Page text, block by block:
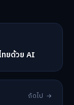
ยด้วย AI
ถัดไป →